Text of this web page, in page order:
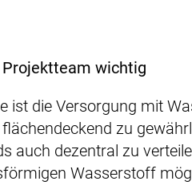
wichtig
ist die Versorgung mit
zu
auch dezentral zu
Wasserstoff